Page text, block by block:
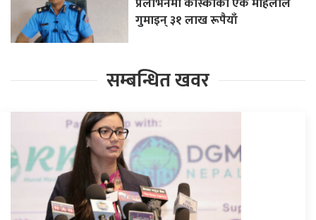
गुमाइन् ३१ लाख रूपैयाँ
सम्बन्धित खवर